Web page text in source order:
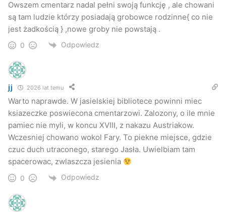
Owszem cmentarz nadal pełni swoją funkcję , ale chowani
są tam ludzie którzy posiadają grobowce rodzinne{ co nie
jest żadkością } ,nowe groby nie powstają .
0 Odpowiedz
jj 2026 lat temu
Warto naprawde. W jasielskiej bibliotece powinni miec
ksiazeczke poswiecona cmentarzowi. Zalozony, o ile mnie
pamiec nie myli, w koncu XVIII, z nakazu Austriakow.
Wczesniej chowano wokol Fary. To piekne miejsce, gdzie
czuc duch utraconego, starego Jasła. Uwielbiam tam
spacerowac, zwlaszcza jesienia
0 Odpowiedz